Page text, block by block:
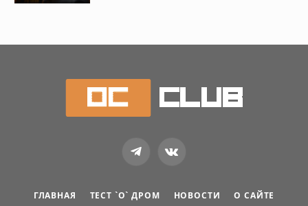
TelegramVKontakte
ГЛАВНАЯ ТЕСТ `О` ДРОМ НОВОСТИ О САЙТЕ